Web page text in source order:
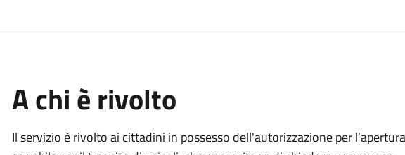
A chi è rivolto
Il servizio è rivolto ai cittadini in possesso dell'autorizzazione per